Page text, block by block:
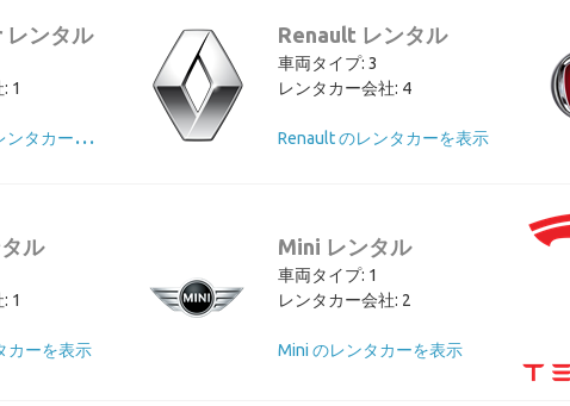
レンタル
1
L
and Rover のレンタカーを表示
Renault レンタル
車両タイプ: 3
レンタカー会社: 4
Renault のレンタカーを表示
ル
1
カーを表示
Mini レンタル
車両タイプ: 1
レンタカー会社: 2
Mini のレンタカーを表示